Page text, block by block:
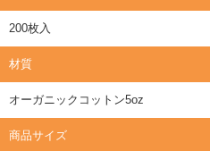
200枚入
材質
オーガニックコットン5oz
商品サイズ